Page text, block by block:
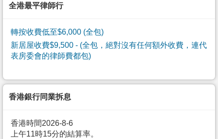
全港最平律師行
轉按收費低至$6,000 (全包)
新居屋收費$9,500 - (全包，絕對沒有任何額外收費，連代
表房委會的律師費都包)
香港銀行同業拆息
香港時間2026-8-6
上午11時15分的結算率。